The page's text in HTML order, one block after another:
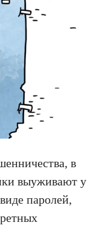
в
выуживают у
паролей,